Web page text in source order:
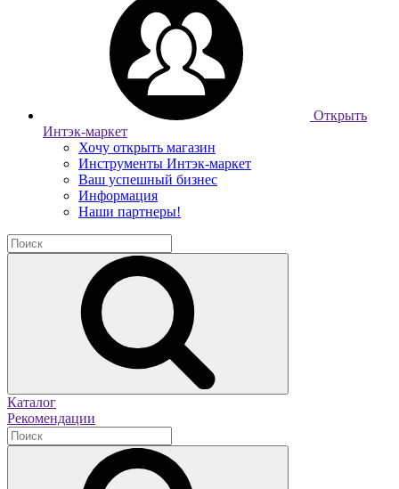
Открыть
Интэк-маркет
Хочу открыть магазин
Инструменты Интэк-маркет
Ваш успешный бизнес
Информация
Наши партнеры!
Каталог
Рекомендации